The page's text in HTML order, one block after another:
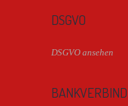
DSGVO
DSGVO ansehen